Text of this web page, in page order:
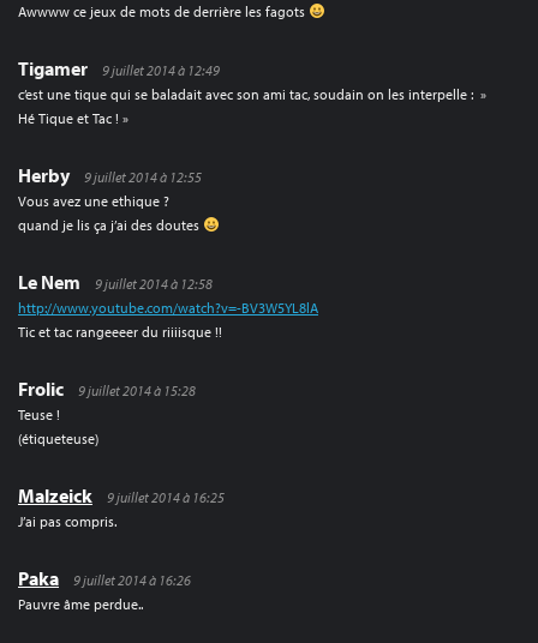
Awwww ce jeux de mots de derrière les fagots
Tigamer
9 juillet 2014 à 12:49
c’est une tique qui se baladait avec son ami tac, soudain on les interpelle : »
Hé Tique et Tac ! »
Herby
9 juillet 2014 à 12:55
Vous avez une ethique ?
quand je lis ça j’ai des doutes
Le Nem
9 juillet 2014 à 12:58
http://www.youtube.com/watch?v=-BV3W5YL8lA
Tic et tac rangeeeer du riiiisque !!
Frolic
9 juillet 2014 à 15:28
Teuse !
(étiqueteuse)
Malzeick
9 juillet 2014 à 16:25
J’ai pas compris.
Paka
9 juillet 2014 à 16:26
Pauvre âme perdue..